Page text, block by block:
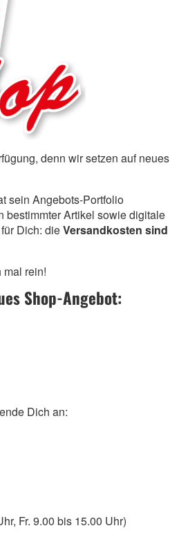
denn wir setzen auf neues
sein Angebots-Portfolio
bestimmter Artikel sowie digitale
Dich: dieVersandkosten sind
mal rein!
Shop-Angebot:
Dich an:
Fr. 9.00 bis 15.00 Uhr)